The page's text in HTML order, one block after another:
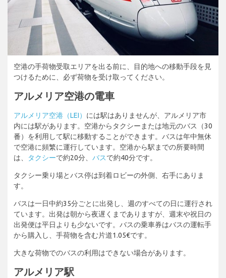
空港の手荷物受取エリアを出る前に、目的地への移動手段を見
つけるために、必ず荷物を受け取ってください。
アルメリア空港の電車
アルメリア空港（LEI） には駅はありませんが、アルメリア市
内には駅があります。空港からタクシーまたは地元のバス（30
番）を利用して駅に移動することができます。バスは年中無休
で空港に頻繁に運行しています。空港から駅までの所要時間
は、
タクシーで約20分、 バスで約40分です。
タクシー乗り場とバス停は到着ロビーの外側、右手にありま
す。
バスは一日中約35分ごとに出発し、週のすべての日に運行され
ています。出発は朝から夜遅くまでありますが、週末や祝日の
出発便は平日よりも少ないです。バスの乗車券はバスの運転手
から購入し、手荷物を含む片道1.05€です。
大きな荷物でのバスの利用はできない場合があります。
アルメリア駅